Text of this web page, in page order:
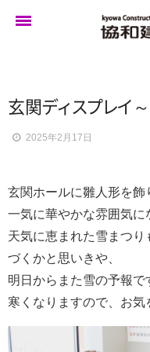
実例集
ブログ
イベント
玄関ディ スプレイ
2025年2月17日
玄関ホールに雛人形を飾
一気に華やかな雰囲気に
天気に恵まれた雪まつ
づくかと思いきや、
明日からまた雪の予報で
寒くなりますので、お気